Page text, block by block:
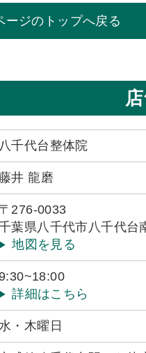
ージのトップへ戻る
八千代台整体院
井 龍磨
〒276-0033
葉県八千代市八千代台
地図を見る
詳細はこちら
・木曜日